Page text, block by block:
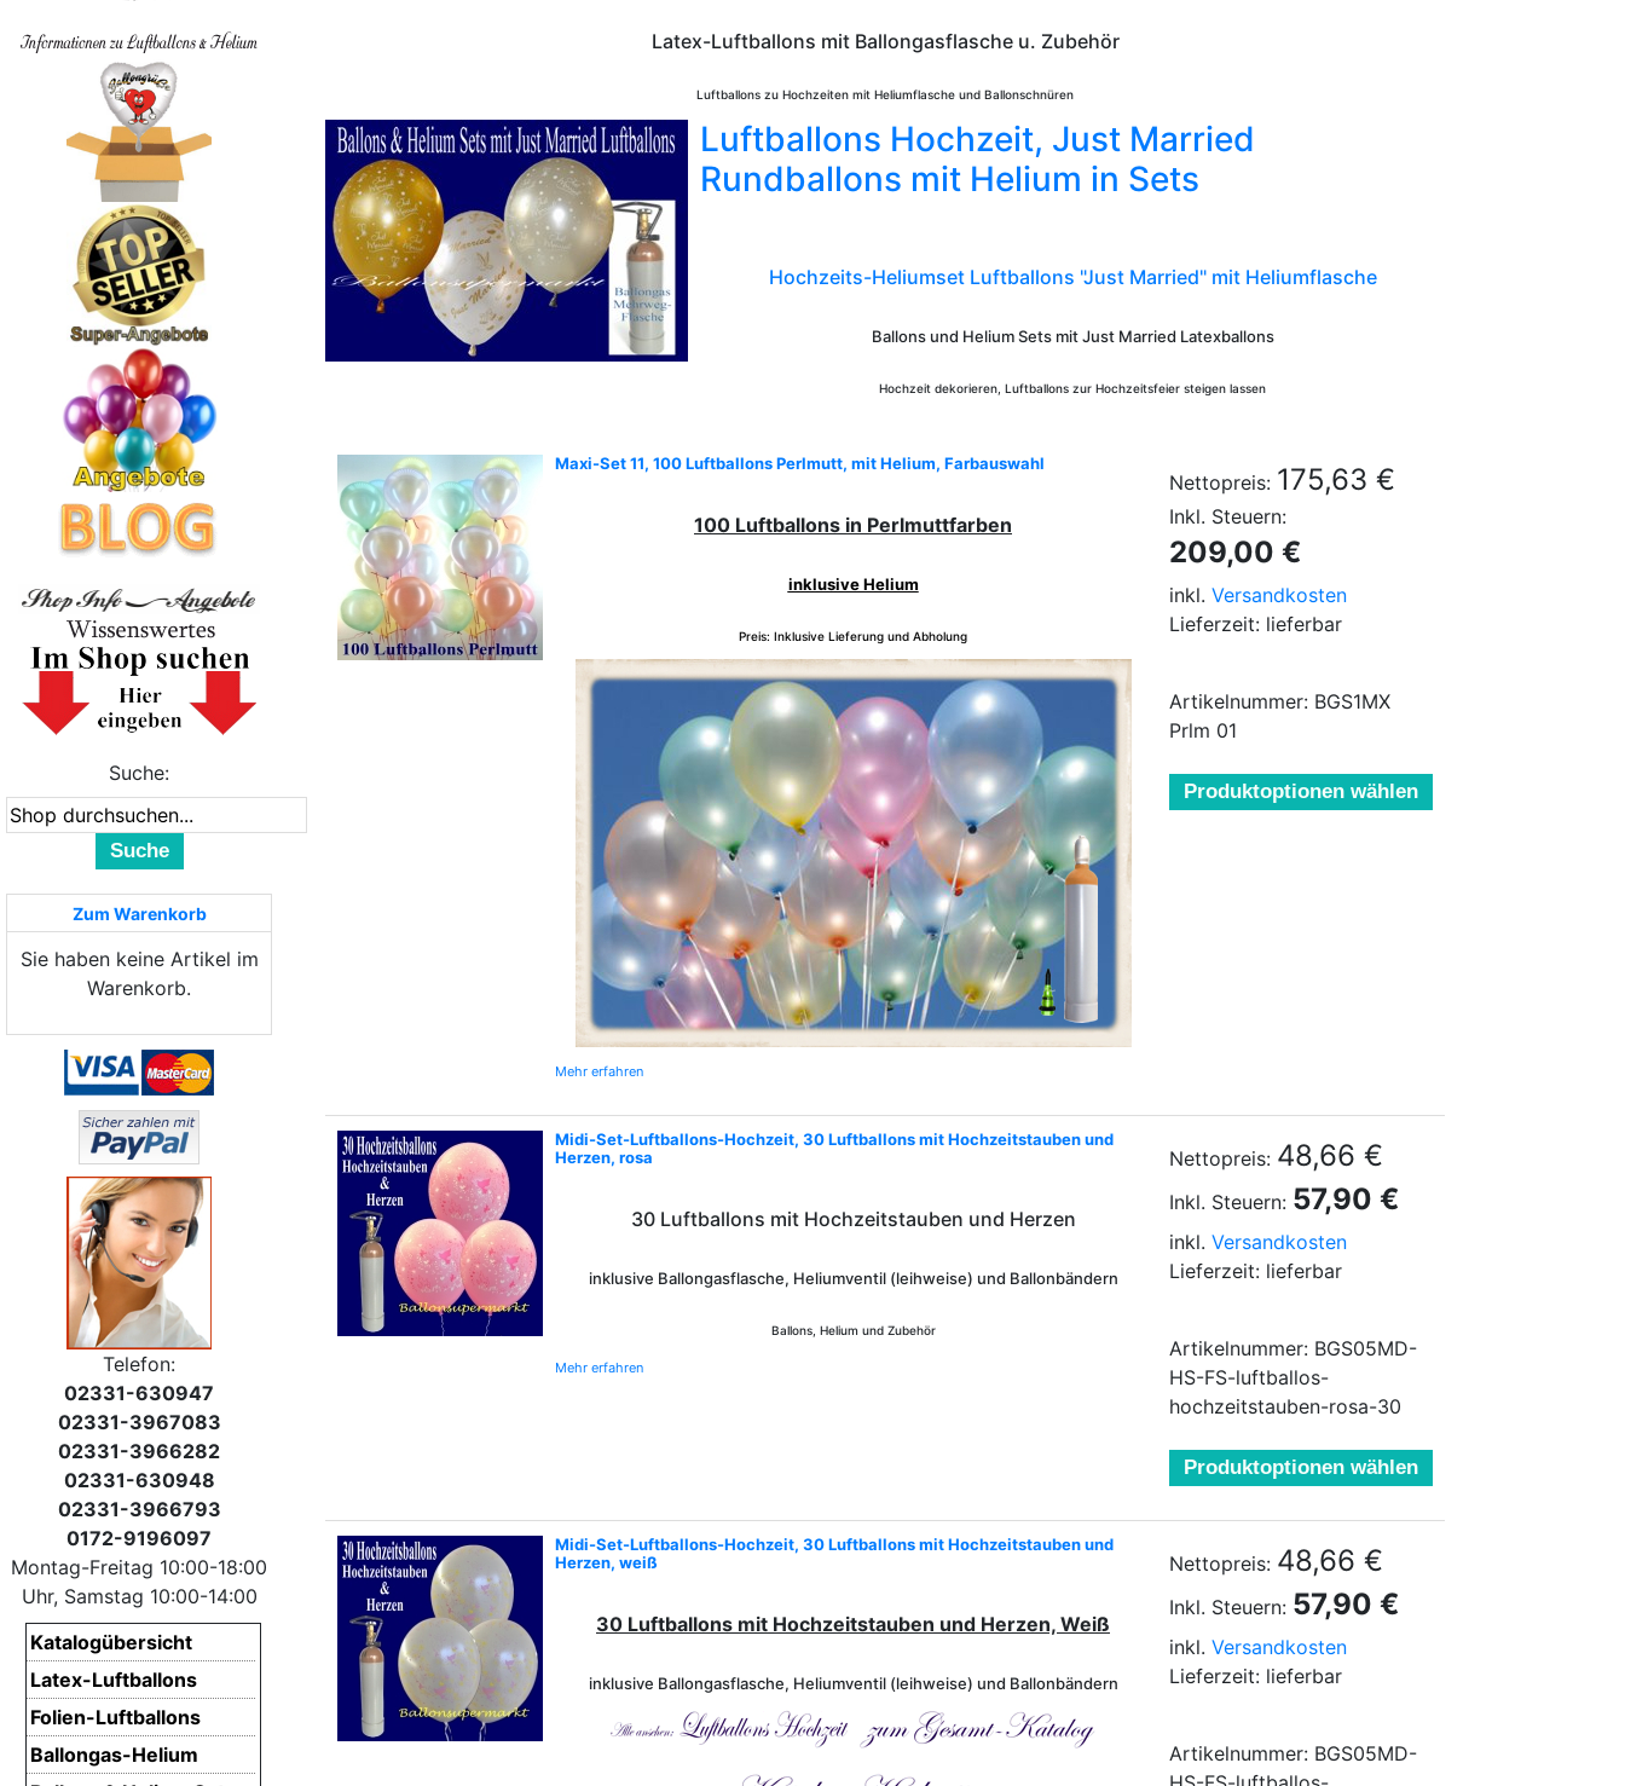
Latex-Luftballons mit Ballongasflasche u. Zubehör
Luftballons zu Hochzeiten mit Heliumflasche und Ballonschnüren
Luftballons Hochzeit, Just Married
Rundballons mit Helium in Sets
Hochzeits-Heliumset Luftballons "Just Married" mit Heliumflasche
Ballons und Helium Sets mit Just Married Latexballons
Hochzeit dekorieren, Luftballons zur Hochzeitsfeier steigen lassen
Maxi-Set 11, 100 Luftballons Perlmutt, mit Helium, Farbauswahl
100 Luftballons in Perlmuttfarben
inklusive Helium
Preis: Inklusive Lieferung und Abholung
Mehr erfahren
Nettopreis: 175,63 €
Inkl. Steuern:
209,00 €
inkl. Versandkosten
Lieferzeit: lieferbar
Artikelnummer: BGS1MX
Prlm 01
Produktoptionen wählen
Midi-Set-Luftballons-Hochzeit, 30 Luftballons mit Hochzeitstauben und
Herzen, rosa
30 Luftballons mit Hochzeitstauben und Herzen
inklusive Ballongasflasche, Heliumventil (leihweise) und Ballonbändern
Ballons, Helium und Zubehör
Mehr erfahren
Nettopreis: 48,66 €
Inkl. Steuern: 57,90 €
inkl. Versandkosten
Lieferzeit: lieferbar
Artikelnummer: BGS05MD-
HS-FS-luftballos-
hochzeitstauben-rosa-30
Produktoptionen wählen
Midi-Set-Luftballons-Hochzeit, 30 Luftballons mit Hochzeitstauben und
Herzen, weiß
30 Luftballons mit Hochzeitstauben und Herzen, Weiß
inklusive Ballongasflasche, Heliumventil (leihweise) und Ballonbändern
Nettopreis: 48,66 €
Inkl. Steuern: 57,90 €
inkl. Versandkosten
Lieferzeit: lieferbar
Artikelnummer: BGS05MD-
Suche:
Suche
Zum Warenkorb
Sie haben keine Artikel im
Warenkorb.
Telefon:
02331-630947
02331-3967083
02331-3966282
02331-630948
02331-3966793
0172-9196097
Montag-Freitag 10:00-18:00
Uhr, Samstag 10:00-14:00
Katalogübersicht
Latex-Luftballons
Folien-Luftballons
Ballongas-Helium